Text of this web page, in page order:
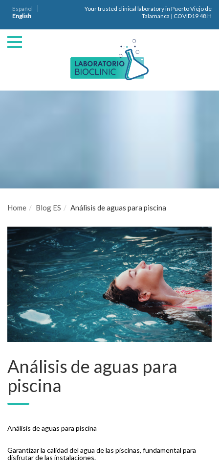
Español
English
Your trusted clinical laboratory in Puerto Viejo de
Talamanca | COVID19 48 H
Home Blog ES Análisis de aguas para piscina
Análisis de aguas para
piscina
Análisis de aguas para piscina
Garantizar la calidad del agua de las piscinas, fundamental para
disfrutar de las instalaciones.